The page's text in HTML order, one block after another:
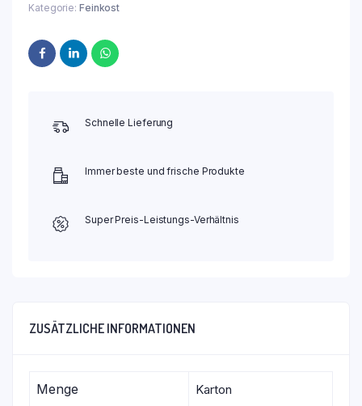
Kategorie: Feinkost
Schnelle Lieferung
Immer beste und frische Produkte
Super Preis-Leistungs-Verhältnis
ZUSÄTZLICHE INFORMATIONEN
Menge Karton